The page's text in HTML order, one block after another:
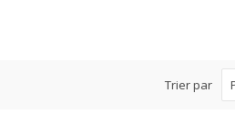
Trier par